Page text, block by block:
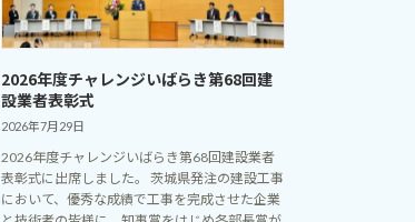
2026年度チャレンジいばらき第68回建
設業者表彰式
2026年7月29日
2026年度チャレンジいばらき第68回建設業者
表彰式に出席しました。 茨城県発注の建設工事
において、優秀な成績で工事を完成させた企業